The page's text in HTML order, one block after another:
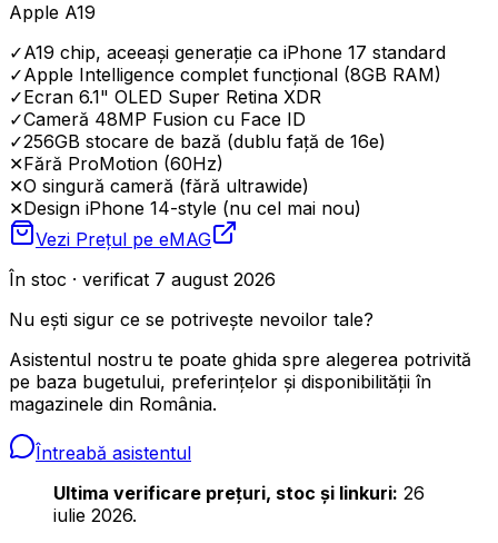
Apple A19
✓A19 chip, aceeași generație ca iPhone 17 standard
✓Apple Intelligence complet funcțional (8GB RAM)
✓Ecran 6.1" OLED Super Retina XDR
✓Cameră 48MP Fusion cu Face ID
✓256GB stocare de bază (dublu față de 16e)
✕Fără ProMotion (60Hz)
✕O singură cameră (fără ultrawide)
✕Design iPhone 14-style (nu cel mai nou)
Vezi Prețul pe eMAG
În stoc · verificat 7 august 2026
Nu ești sigur ce se potrivește nevoilor tale?
Asistentul nostru te poate ghida spre alegerea potrivită
pe baza bugetului, preferințelor și disponibilității în
magazinele din România.
Întreabă asistentul
Ultima verificare prețuri, stoc și linkuri: 26
iulie 2026.